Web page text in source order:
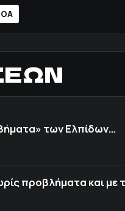
των Ελπίδων…
προβλήματα και με